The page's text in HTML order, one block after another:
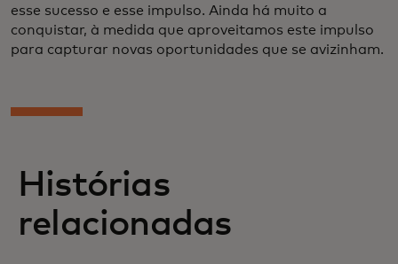
esse sucesso e esse impulso. Ainda há muito a
conquistar, à medida que aproveitamos este impulso
para capturar novas oportunidades que se avizinham.
Histórias
relacionadas